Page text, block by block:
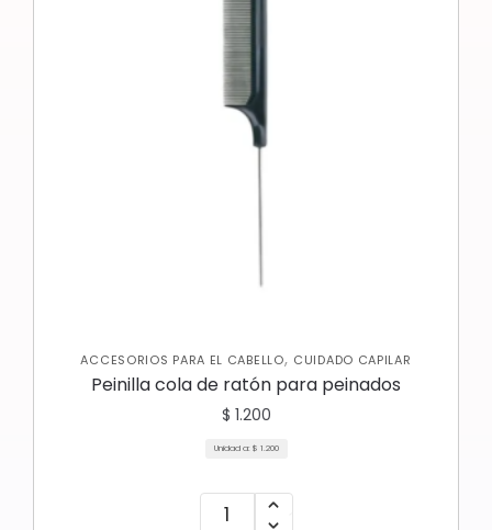
ACCESORIOS PARA EL CABELLO, CUIDADO CAPILAR
Peinilla cola de ratón para peinados
$ 1.200
Unidad a: $ 1.200